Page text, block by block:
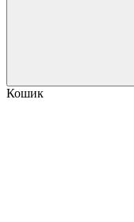
Кошик